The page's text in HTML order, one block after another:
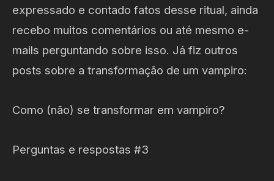
expressado e contado fatos desse ritual, ainda
recebo muitos comentários ou até mesmo e-
mails perguntando sobre isso. Já fiz outros
posts sobre a transformação de um vampiro:
Como (não) se transformar em vampiro?
Perguntas e respostas #3